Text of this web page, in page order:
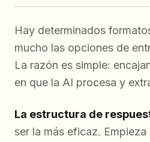
Hay determinados
mucho las opciones de
La razón es simple:
en que la AI procesa y
La estructura de
ser la más eficaz.